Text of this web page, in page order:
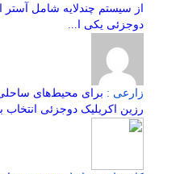
از سیستم چندلایه شامل آستر
دوجزئی یکی ا...
زارعی : برای محیط‌های
رزین اکریلیک دوجزئی انتخاب